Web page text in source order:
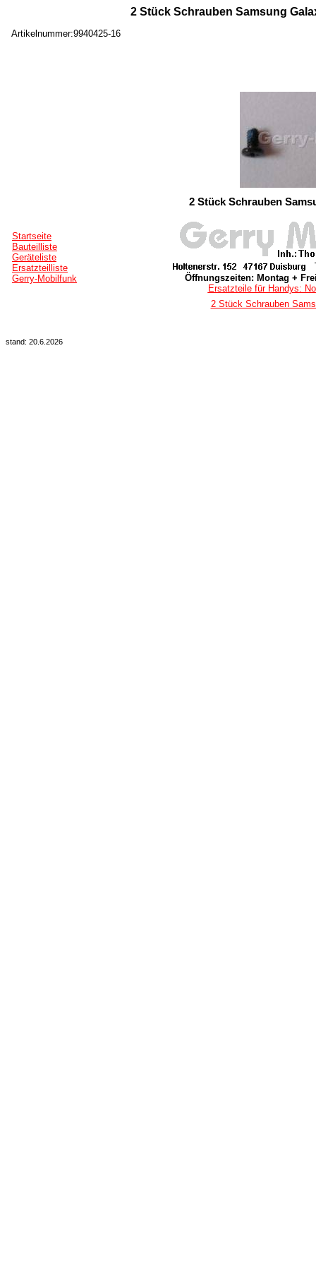
2 Stück Schrauben Samsung
Artikelnummer:9940425-16
2 Stück Schrauben
Startseite
Bauteilliste
Geräteliste
Ersatzteilliste
Gerry-Mobilfunk
Öffnungszeiten: Montag +
Ersatzteile für Handys:
2 Stück Schrauben
stand: 20.6.2026